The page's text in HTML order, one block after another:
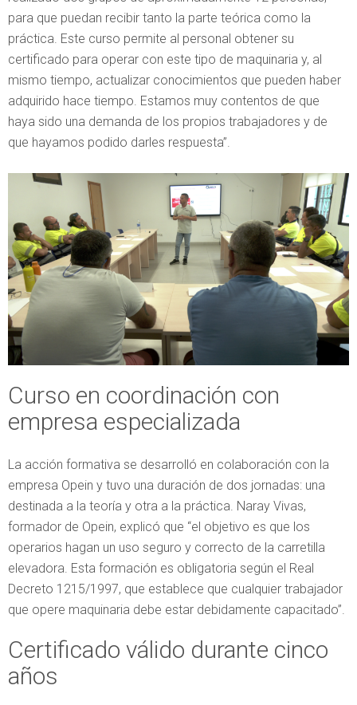
para que puedan recibir tanto la parte teórica como la
práctica. Este curso permite al personal obtener su
certificado para operar con este tipo de maquinaria y, al
mismo tiempo, actualizar conocimientos que pueden haber
adquirido hace tiempo. Estamos muy contentos de que
haya sido una demanda de los propios trabajadores y de
que hayamos podido darles respuesta”.
Curso en coordinación con
empresa especializada
La acción formativa se desarrolló en colaboración con la
empresa Opein y tuvo una duración de dos jornadas: una
destinada a la teoría y otra a la práctica. Naray Vivas,
formador de Opein, explicó que “el objetivo es que los
operarios hagan un uso seguro y correcto de la carretilla
elevadora. Esta formación es obligatoria según el Real
Decreto 1215/1997, que establece que cualquier trabajador
que opere maquinaria debe estar debidamente capacitado”.
Certificado válido durante cinco
años